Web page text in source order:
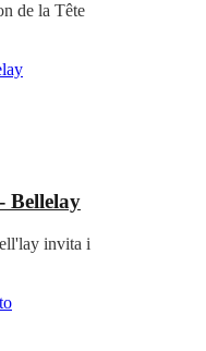
de la Tête
Bellelay
invita i